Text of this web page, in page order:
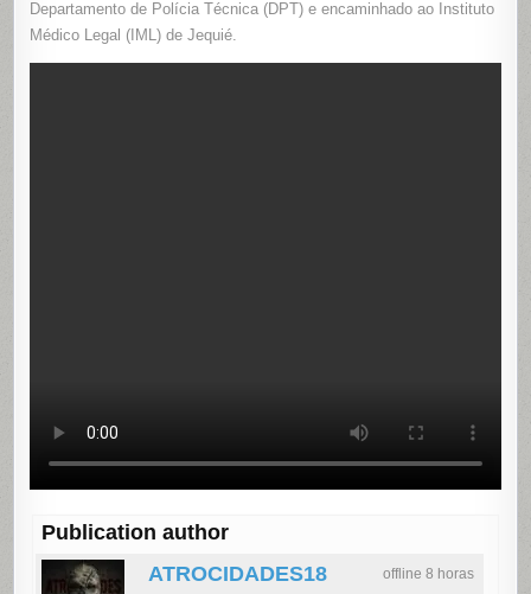
Departamento de Polícia Técnica (DPT) e encaminhado ao Instituto
Médico Legal (IML) de Jequié.
Publication author
offline 8 horas
ATROCIDADES18